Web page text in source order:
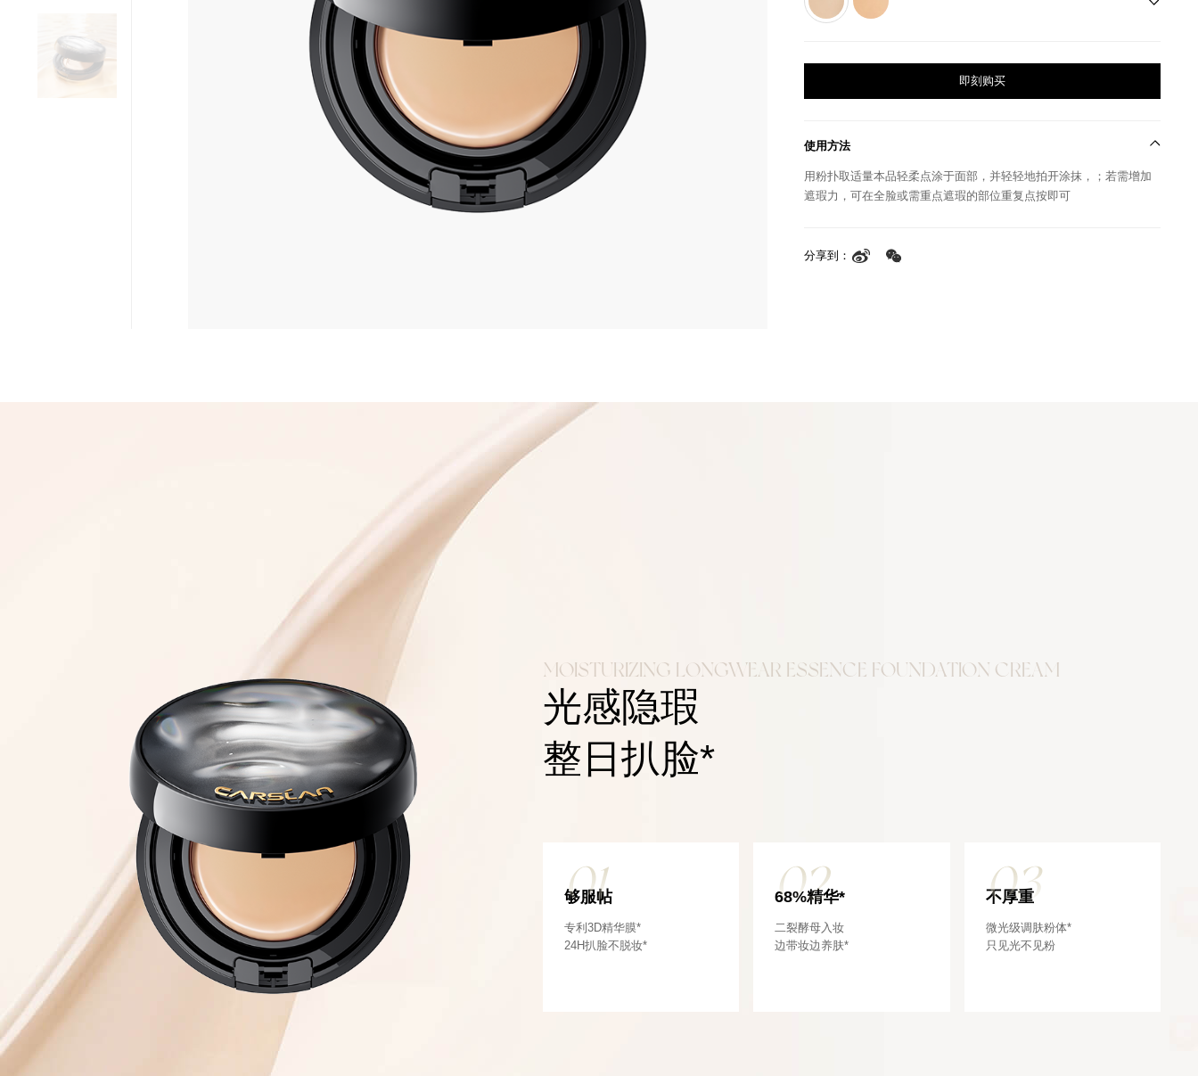
即刻购买
使用方法
用粉扑取适量本品轻柔点涂于面部，并轻轻地拍开涂抹，；若需增加
遮瑕力，可在全脸或需重点遮瑕的部位重复点按即可
分享到：
MOISTURIZING LONGWEAR ESSENCE FOUNDATION CREAM
光感隐瑕
整日扒脸*
01
够服帖
专利3D精华膜*
24H扒脸不脱妆*
02
68%精华*
二裂酵母入妆
边带妆边养肤*
03
不厚重
微光级调肤粉体*
只见光不见粉